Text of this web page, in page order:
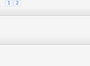
1 2